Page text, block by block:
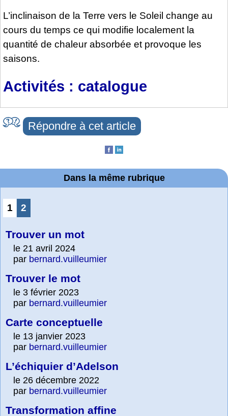
L’inclinaison de la Terre vers le Soleil change au
cours du temps ce qui modifie localement la
quantité de chaleur absorbée et provoque les
saisons.
Activités : catalogue
Répondre à cet article
Dans la même rubrique
1 2
Trouver un mot
le 21 avril 2024
par bernard.vuilleumier
Trouver le mot
le 3 février 2023
par bernard.vuilleumier
Carte conceptuelle
le 13 janvier 2023
par bernard.vuilleumier
L’échiquier d’Adelson
le 26 décembre 2022
par bernard.vuilleumier
Transformation affine